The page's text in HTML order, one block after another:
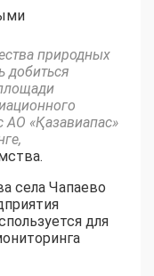
природных
добиться
АО «Қазавиапас»
села Чапаево
для